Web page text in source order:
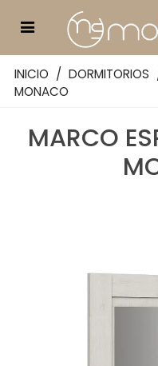
INICIO / DORMITORIOS
MONACO
MARCO